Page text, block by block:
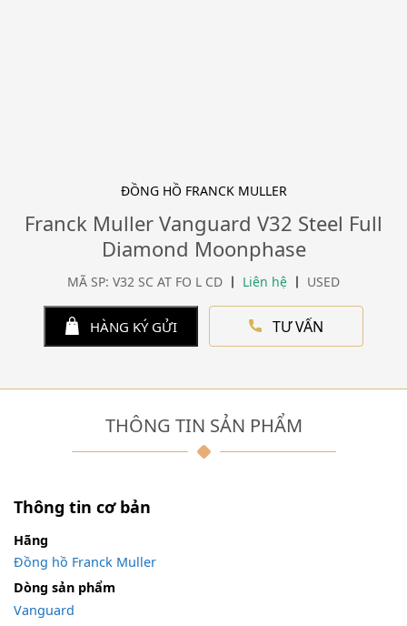
ĐỒNG HỒ FRANCK MULLER
Franck Muller Vanguard V32 Steel Full
Diamond Moonphase
MÃ SP: V32 SC AT FO L CD Liên hệ USED
HÀNG KÝ GỬI TƯ VẤN
THÔNG TIN SẢN PHẨM
Thông tin cơ bản
Hãng
Đồng hồ Franck Muller
Dòng sản phẩm
Vanguard